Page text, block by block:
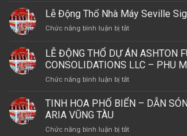
KỶ
NIỆM
20
THÀNH
LẬP
TY
CS
Lễ Động Thổ Nhà Máy Seville
Chức năng bình luận bị tắtở
Động
Thổ
Nhà
Máy
Signature
LỄ ĐỘNG THỔ DỰ ÁN ASHTON
CONSOLIDATIONS LLC – PHU
Chức năng bình luận bị tắtở
ĐỘNG
ÁN
TINH HOA PHỐ BIỂN – DẪN
ARIA VŨNG TÀU
Chức năng bình luận bị tắtở